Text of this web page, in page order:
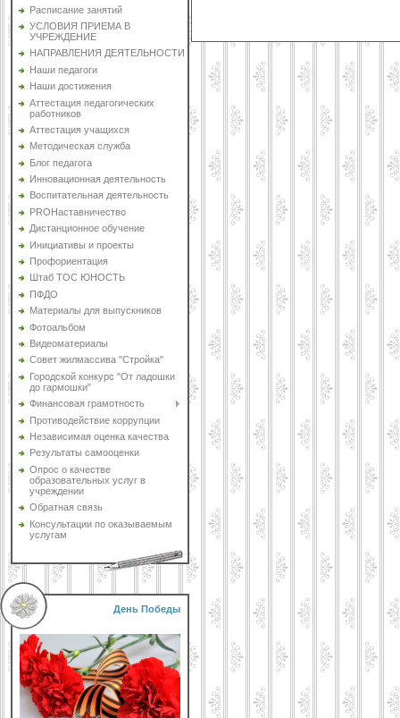
Расписание занятий
УСЛОВИЯ ПРИЕМА В
УЧРЕЖДЕНИЕ
НАПРАВЛЕНИЯ ДЕЯТЕЛЬНОСТИ
Наши педагоги
Наши достижения
Аттестация педагогических
работников
Аттестация учащихся
Методическая служба
Блог педагога
Инновационная деятельность
Воспитательная деятельность
PROНаставничество
Дистанционное обучение
Инициативы и проекты
Профориентация
Штаб ТОС ЮНОСТЬ
ПФДО
Материалы для выпускников
Фотоальбом
Видеоматериалы
Совет жилмассива "Стройка"
Городской конкурс "От ладошки
до гармошки"
Финансовая грамотность
Противодействие коррупции
Независимая оценка качества
Результаты самооценки
Опрос о качестве
образовательных услуг в
учреждении
Обратная связь
Консультации по оказываемым
услугам
День Победы